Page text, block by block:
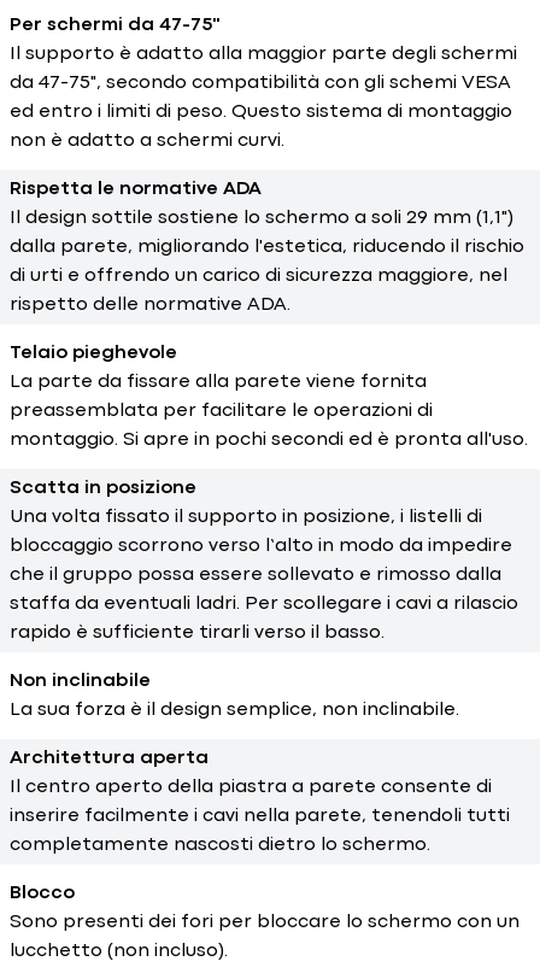
Per schermi da 47-75"
Il supporto è adatto alla maggior parte degli schermi
da 47-75", secondo compatibilità con gli schemi VESA
ed entro i limiti di peso. Questo sistema di montaggio
non è adatto a schermi curvi.
Rispetta le normative ADA
Il design sottile sostiene lo schermo a soli 29 mm (1,1")
dalla parete, migliorando l'estetica, riducendo il rischio
di urti e offrendo un carico di sicurezza maggiore, nel
rispetto delle normative ADA.
Telaio pieghevole
La parte da fissare alla parete viene fornita
preassemblata per facilitare le operazioni di
montaggio. Si apre in pochi secondi ed è pronta all'uso.
Scatta in posizione
Una volta fissato il supporto in posizione, i listelli di
bloccaggio scorrono verso l’alto in modo da impedire
che il gruppo possa essere sollevato e rimosso dalla
staffa da eventuali ladri. Per scollegare i cavi a rilascio
rapido è sufficiente tirarli verso il basso.
Non inclinabile
La sua forza è il design semplice, non inclinabile.
Architettura aperta
Il centro aperto della piastra a parete consente di
inserire facilmente i cavi nella parete, tenendoli tutti
completamente nascosti dietro lo schermo.
Blocco
Sono presenti dei fori per bloccare lo schermo con un
lucchetto (non incluso).